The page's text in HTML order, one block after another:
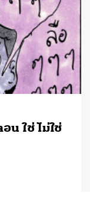
น ใช่ ไม่ใช่